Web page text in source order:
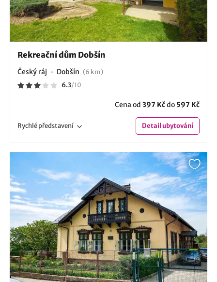
Rekreační dům Dobšín
Český ráj Dobšín (6 km)
6.3/10
Cena od 397 Kčdo 597 Kč
Rychlépředstavení Detailubytování